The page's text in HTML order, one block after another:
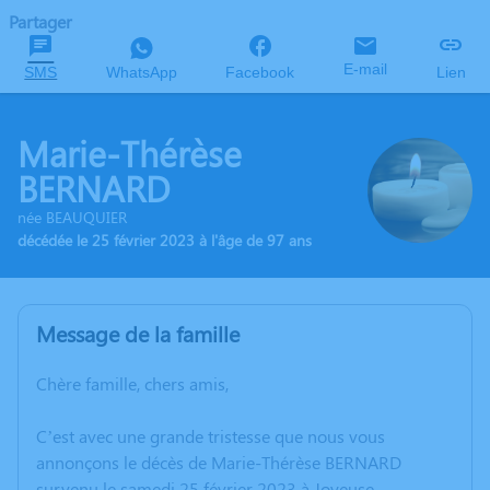
Partager
SMS WhatsApp Facebook E-mail Lien
Marie-Thérèse
BERNARD
née BEAUQUIER
décédée le 25 février 2023 à l'âge de 97 ans
Message de la famille
Chère famille, chers amis,
C’est avec une grande tristesse que nous vous
annonçons le décès de Marie-Thérèse BERNARD